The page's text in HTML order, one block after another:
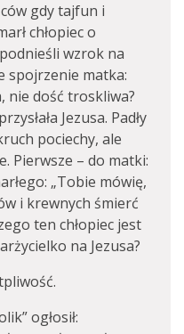
gdy tajfun i
chłopiec o
wzrok na
spojrzenie matka:
nie dość troskliwa?
Jezusa. Padły
pociechy, ale
Pierwsze – do matki:
„Tobie mówię,
i krewnych śmierć
ten chłopiec jest
na Jezusa?
ogłosił: